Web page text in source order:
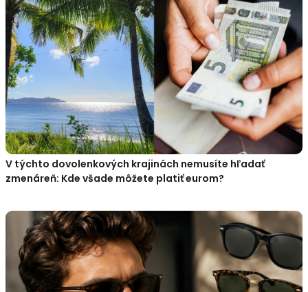
V týchto dovolenkových krajinách nemusíte hľadať
zmenáreň: Kde všade môžete platiť eurom?